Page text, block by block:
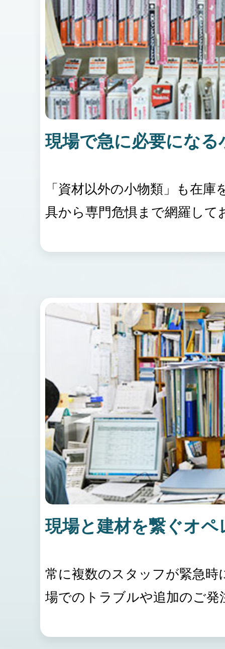
現場で急に必要になる
「資材以外の小物類」も在
具から専門危惧まで網羅して
現場と建材を繋ぐオペ
常に複数のスタッフが緊急
場でのトラブルや追加のご